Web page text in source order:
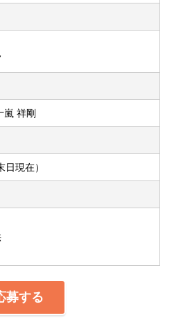
嵐 祥剛
現在）
募する